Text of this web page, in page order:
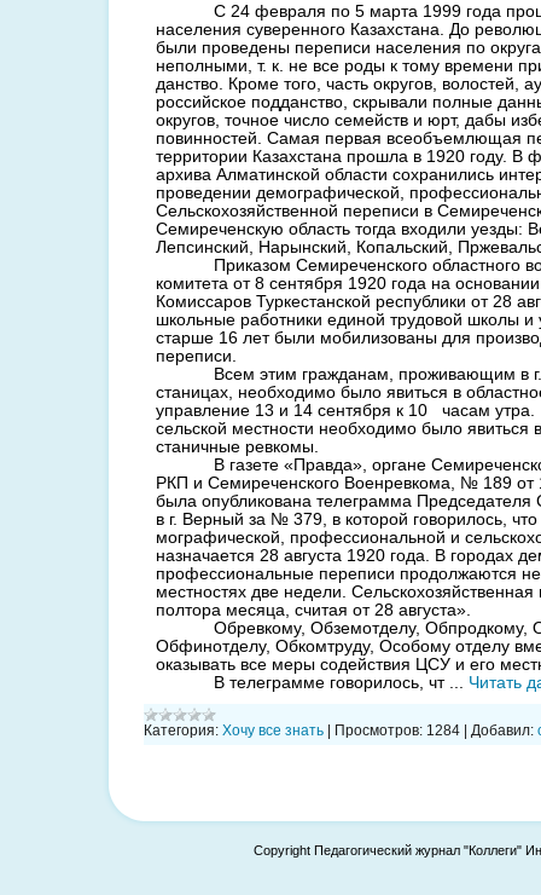
С 24 февраля по 5 марта 1999 года
населения су­веренного Казахстана. До
были проведены переписи населения по
неполными, т. к. не все роды к тому времени
данство. Кроме того, часть округов, во­лостей,
российс­кое подданство, скрывали полные
округов, точ­ное число семейств и юрт, дабы
повинностей. Самая первая всеобъемлющая
территории Казахстана про­шла в 1920 году. В
архива Алматинской области сохранились
проведении де­мографической,
Сельскохозяйственной переписи в
Семиреченскую область тогда входили уезды:
Лепсинский, Нарынский, Копальский,
Приказом Семиреченского областного
комитета от 8 сентября 1920 года на
Комиссаров Туркес­танской республики от 28
школьные работники единой трудовой школы и
старше 16 лет были мобилизованы для
переписи.
Всем этим гражданам, проживающим в
станицах, необходимо было явиться в
управление 13 и 14 сентября к 10
часам утра.
сельской местности необ­ходимо было явиться
станичные ревкомы.
В газете «Правда», органе
РКП и Семиреченского Военревкома, № 189 от
была опублико­вана телеграмма
в г. Верный за № 379, в которой говорилось,
мографической, профессиональной и
назна­чается 28 августа 1920 года. В городах
профессиональные переписи продолжаются
местностях две недели.
пол­тора месяца, считая от 28 августа».
Обревкому, Обземотделу, Обпродкому,
Обфинотделу, Обкомтруду, Особому отделу
оказывать все меры содействия ЦСУ и его
В телеграмме говорилось, чт
Читать
Категория: Хочу все знать | Просмотров: 1284 | Добавил:
Copyright Педагогический журнал "Коллеги"